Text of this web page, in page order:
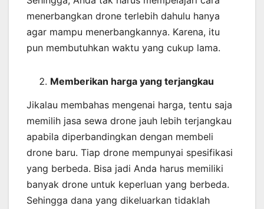
menerbangkan drone terlebih dahulu hanya
agar mampu menerbangkannya. Karena, itu
pun membutuhkan waktu yang cukup lama.
Memberikan harga yang terjangkau
Jikalau membahas mengenai harga, tentu saja
memilih jasa sewa drone jauh lebih terjangkau
apabila diperbandingkan dengan membeli
drone baru. Tiap drone mempunyai spesifikasi
yang berbeda. Bisa jadi Anda harus memiliki
banyak drone untuk keperluan yang berbeda.
Sehingga dana yang dikeluarkan tidaklah